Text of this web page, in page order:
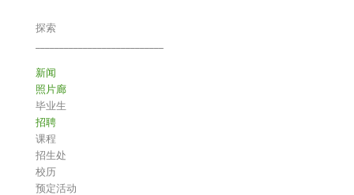
探索
新闻
照片廊
毕业生
招聘
课程
招生处
校历
预定活动